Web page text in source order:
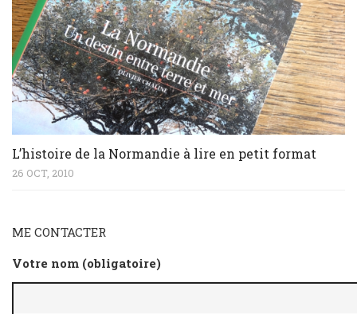
L’histoire de la Normandie à lire en petit format
26 OCT, 2010
ME CONTACTER
Votre nom (obligatoire)